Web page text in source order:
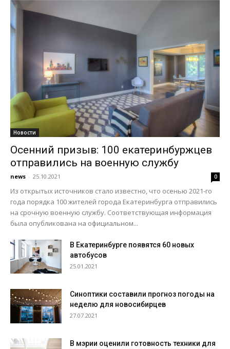
Новости
Осенний призыв: 100 екатеринбуржцев
отправились на военную службу
news - 25.10.2021 0
Из открытых источников стало известно, что осенью 2021-го
года порядка 100 жителей города Екатеринбурга отправились
на срочную военную службу. Соответствующая информация
была опубликована на официальном...
В Екатеринбурге появятся 60 новых
автобусов
25.01.2021
Синоптики составили прогноз погоды на
неделю для новосибирцев
27.07.2021
В мэрии оценили готовность техники для